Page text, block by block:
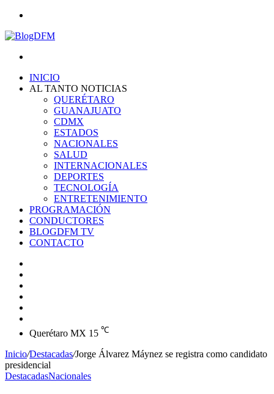
INICIO
AL TANTO NOTICIAS
QUERÉTARO
GUANAJUATO
CDMX
ESTADOS
NACIONALES
SALUD
INTERNACIONALES
DEPORTES
TECNOLOGÍA
ENTRETENIMIENTO
PROGRAMACIÓN
CONDUCTORES
BLOGDFM TV
CONTACTO
Querétaro MX 15 ℃
Inicio/Destacadas/Jorge Álvarez Máynez se registra como candidato
presidencial
DestacadasNacionales